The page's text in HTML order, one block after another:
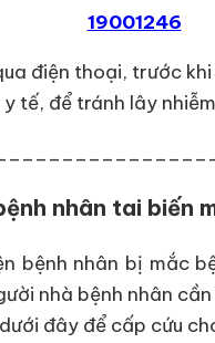
19001246
điện thoại, trước
y tế, để tránh lây
nhân tai biến
bệnh nhân bị mắc
nhà bệnh nhân
đây để cấp cứu